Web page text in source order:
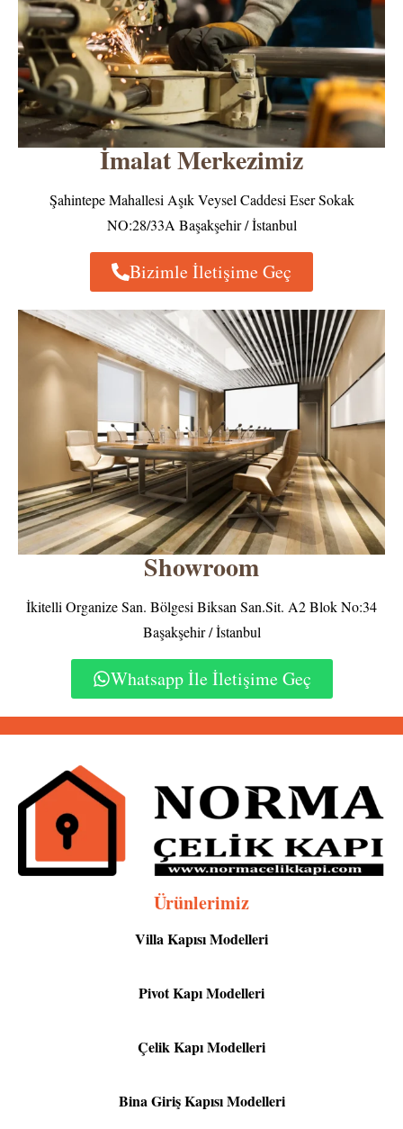
İmalat Merkezimiz
Şahintepe Mahallesi Aşık Veysel Caddesi Eser Sokak
NO:28/33A Başakşehir / İstanbul
Bizimle İletişime Geç
Showroom
İkitelli Organize San. Bölgesi Biksan San.Sit. A2 Blok No:34
Başakşehir / İstanbul
Whatsapp İle İletişime Geç
Ürünlerimiz
Villa Kapısı Modelleri
Pivot Kapı Modelleri
Çelik Kapı Modelleri
Bina Giriş Kapısı Modelleri